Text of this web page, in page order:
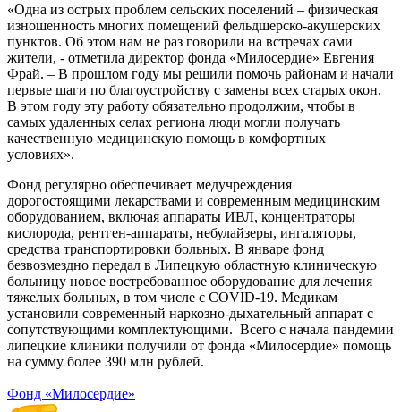
«Одна из острых проблем сельских поселений – физическая
изношенность многих помещений фельдшерско-акушерских
пунктов. Об этом нам не раз говорили на встречах сами
жители, - отметила директор фонда «Милосердие» Евгения
Фрай. – В прошлом году мы решили помочь районам и начали
первые шаги по благоустройству с замены всех старых окон.
В этом году эту работу обязательно продолжим, чтобы в
самых удаленных селах региона люди могли получать
качественную медицинскую помощь в комфортных
условиях».
Фонд регулярно обеспечивает медучреждения
дорогостоящими лекарствами и современным медицинским
оборудованием, включая аппараты ИВЛ, концентраторы
кислорода, рентген-аппараты, небулайзеры, ингаляторы,
средства транспортировки больных. В январе фонд
безвозмездно передал в Липецкую областную клиническую
больницу новое востребованное оборудование для лечения
тяжелых больных, в том числе с COVID-19. Медикам
установили современный наркозно-дыхательный аппарат с
сопутствующими комплектующими. Всего с начала пандемии
липецкие клиники получили от фонда «Милосердие» помощь
на сумму более 390 млн рублей.
Фонд «Милосердие»